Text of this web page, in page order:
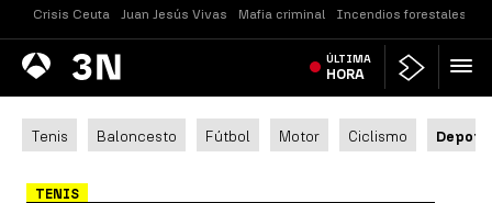
Crisis Ceuta Juan Jesús Vivas Mafia criminal Incendios forestales
Antena
3 Noticias ÚLTIMA
HORA
Tenis Baloncesto Fútbol Motor Ciclismo
TENIS